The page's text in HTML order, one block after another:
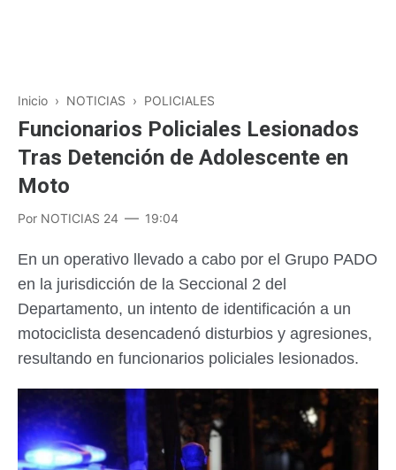
Inicio › NOTICIAS › POLICIALES
Funcionarios Policiales Lesionados
Tras Detención de Adolescente en
Moto
Por NOTICIAS 24 19:04
En un operativo llevado a cabo por el Grupo PADO
en la jurisdicción de la Seccional 2 del
Departamento, un intento de identificación a un
motociclista desencadenó disturbios y agresiones,
resultando en funcionarios policiales lesionados.